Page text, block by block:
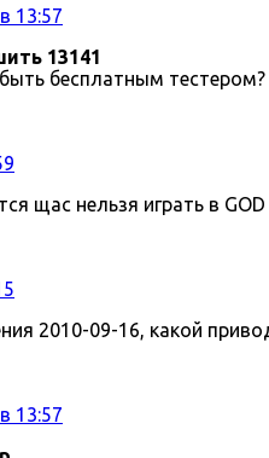
13:57
13141
бесплатным
щас нельзя играть в GOD
2010-09-16, какой
13:57